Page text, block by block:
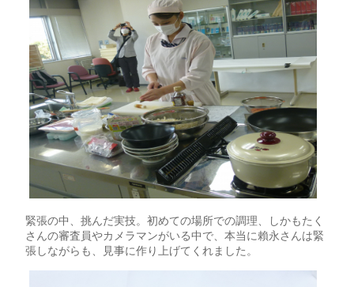
緊張の中、挑んだ実技。初めての場所での調理、しかもたく
さんの審査員やカメラマンがいる中で、本当に賴永さんは緊
張しながらも、見事に作り上げてくれました。